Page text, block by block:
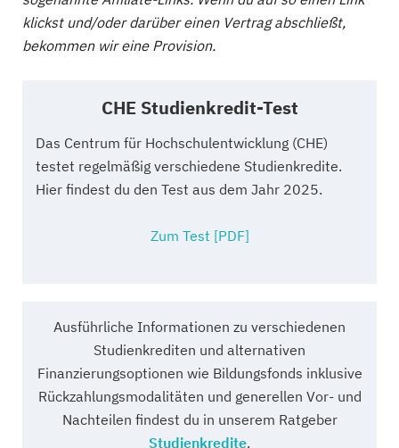
klickst und/oder darüber einen Vertrag abschließt,
bekommen wir eine Provision.
CHE Studienkredit-Test
Das Centrum für Hochschulentwicklung (CHE)
testet regelmäßig verschiedene Studienkredite.
Hier findest du den Test aus dem Jahr 2025.
Zum Test [PDF]
Ausführliche Informationen zu verschiedenen
Studienkrediten und alternativen
Finanzierungsoptionen wie Bildungsfonds inklusive
Rückzahlungsmodalitäten und generellen Vor- und
Nachteilen findest du in unserem Ratgeber
Studienkredite.